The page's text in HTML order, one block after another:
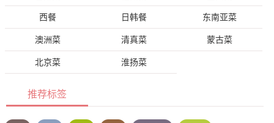
西餐 日韩餐 东南亚菜
澳洲菜 清真菜 蒙古菜
北京菜 淮扬菜
推荐标签